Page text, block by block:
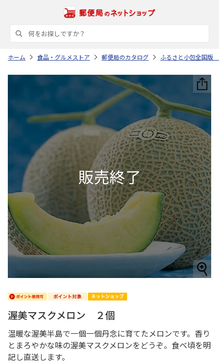
ホーム 食品・グルメストア 郵便局のカタログ ふるさと小包全国版
渥美マスクメロン ２個
温暖な渥美半島で一個一個丹念に育てたメロンです。香り
とまろやかな味の渥美マスクメロンをどうぞ。食べ頃を明
記し直送します。